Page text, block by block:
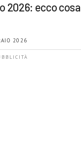
2026: ecco cosa
2026